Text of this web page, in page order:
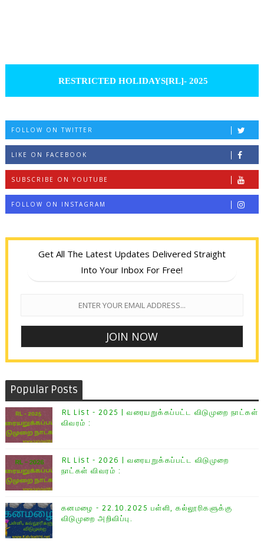
RESTRICTED HOLIDAYS[RL]- 2025
FOLLOW ON TWITTER
LIKE ON FACEBOOK
SUBSCRIBE ON YOUTUBE
FOLLOW ON INSTAGRAM
Get All The Latest Updates Delivered Straight
Into Your Inbox For Free!
Popular Posts
RL List - 2025 | வரையறுக்கப்பட்ட விடுமுறை நாட்கள்
விவரம் :
RL List - 2026 | வரையறுக்கப்பட்ட விடுமுறை
நாட்கள் விவரம் :
கனமழை - 22.10.2025 பள்ளி, கல்லூரிகளுக்கு
விடுமுறை அறிவிப்பு.